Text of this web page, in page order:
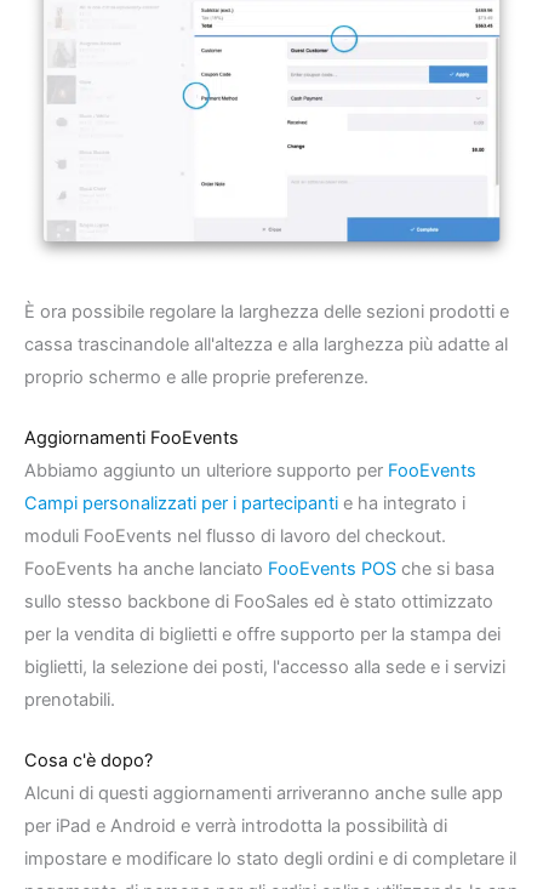
È ora possibile regolare la larghezza delle sezioni prodotti e
cassa trascinandole all'altezza e alla larghezza più adatte al
proprio schermo e alle proprie preferenze.
Aggiornamenti FooEvents
Abbiamo aggiunto un ulteriore supporto per FooEvents
Campi personalizzati per i partecipanti e ha integrato i
moduli FooEvents nel flusso di lavoro del checkout.
FooEvents ha anche lanciato FooEvents POS che si basa
sullo stesso backbone di FooSales ed è stato ottimizzato
per la vendita di biglietti e offre supporto per la stampa dei
biglietti, la selezione dei posti, l'accesso alla sede e i servizi
prenotabili.
Cosa c'è dopo?
Alcuni di questi aggiornamenti arriveranno anche sulle app
per iPad e Android e verrà introdotta la possibilità di
impostare e modificare lo stato degli ordini e di completare il